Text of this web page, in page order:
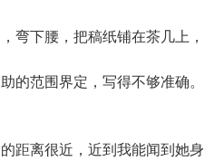
下腰，把稿纸铺在茶几上，
的范围界定，写得不够准确。
离很近，近到我能闻到她身